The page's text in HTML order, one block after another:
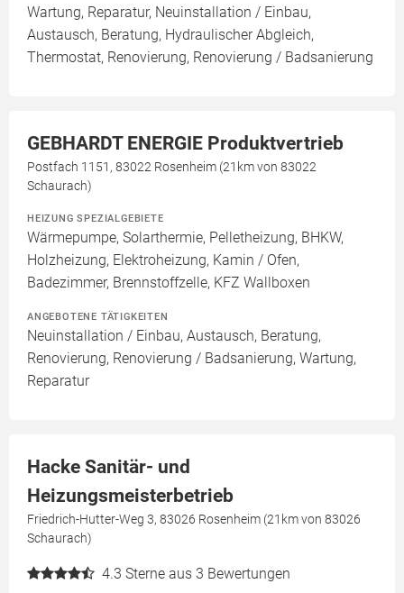
Wartung, Reparatur, Neuinstallation / Einbau,
Austausch, Beratung, Hydraulischer Abgleich,
Thermostat, Renovierung, Renovierung / Badsanierung
GEBHARDT ENERGIE Produktvertrieb
Postfach 1151, 83022 Rosenheim (21km von 83022
Schaurach)
HEIZUNG SPEZIALGEBIETE
Wärmepumpe, Solarthermie, Pelletheizung, BHKW,
Holzheizung, Elektroheizung, Kamin / Ofen,
Badezimmer, Brennstoffzelle, KFZ Wallboxen
ANGEBOTENE TÄTIGKEITEN
Neuinstallation / Einbau, Austausch, Beratung,
Renovierung, Renovierung / Badsanierung, Wartung,
Reparatur
Hacke Sanitär- und
Heizungsmeisterbetrieb
Friedrich-Hutter-Weg 3, 83026 Rosenheim (21km von 83026
Schaurach)
4.3 Sterne aus 3 Bewertungen